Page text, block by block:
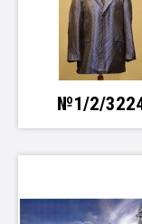
№1/2/